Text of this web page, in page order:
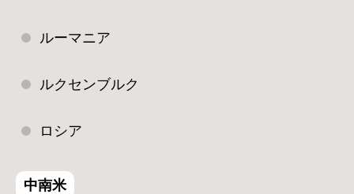
ルーマニア
ルクセンブルク
ロシア
中南米